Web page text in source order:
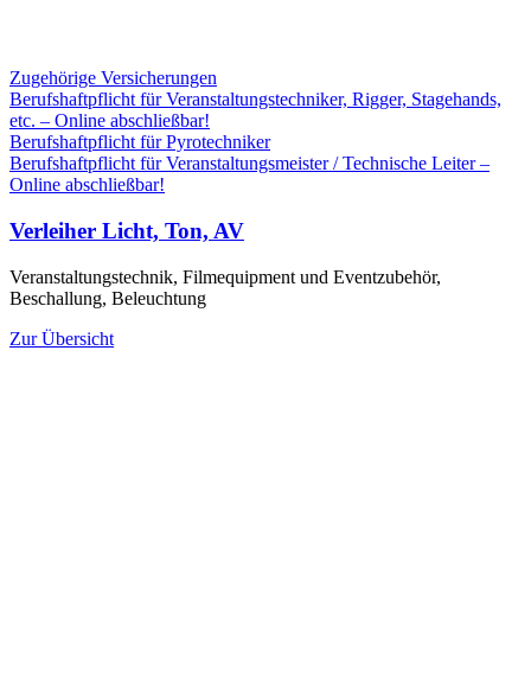
Zugehörige Versicherungen
Berufshaftpflicht für Veranstaltungstechniker, Rigger, Stagehands,
etc. – Online abschließbar!
Berufshaftpflicht für Pyrotechniker
Berufshaftpflicht für Veranstaltungsmeister / Technische Leiter –
Online abschließbar!
Verleiher Licht, Ton, AV
Veranstaltungstechnik, Filmequipment und Eventzubehör,
Beschallung, Beleuchtung
Zur Übersicht